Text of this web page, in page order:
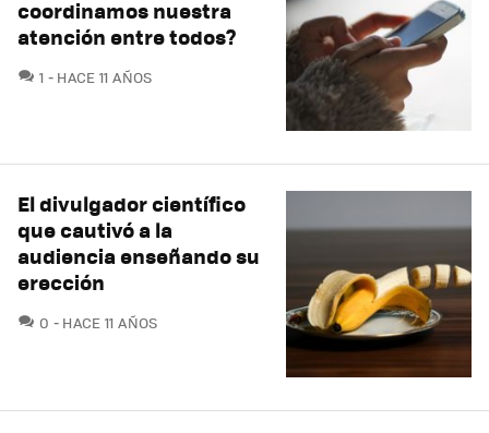
coordinamos nuestra
atención entre todos?
1 COMENTARIOS
HACE 11 AÑOS
El divulgador científico
que cautivó a la
audiencia enseñando su
erección
0 COMENTARIOS
HACE 11 AÑOS